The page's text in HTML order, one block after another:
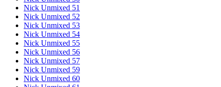
Nick Unmixed 51
Nick Unmixed 52
Nick Unmixed 53
Nick Unmixed 54
Nick Unmixed 55
Nick Unmixed 56
Nick Unmixed 57
Nick Unmixed 59
Nick Unmixed 60